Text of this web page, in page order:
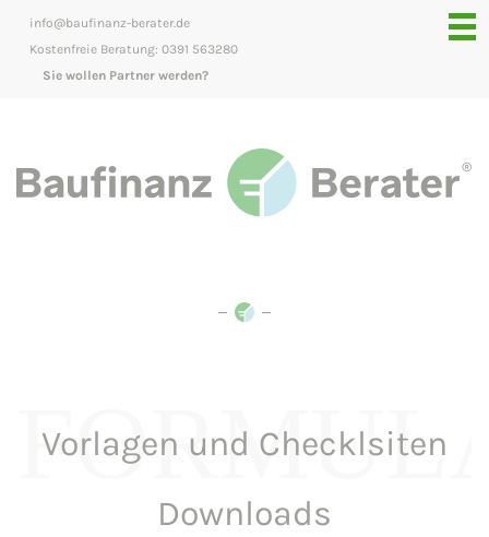
info@baufinanz-berater.de
Kostenfreie Beratung: 0391 563280
Sie wollen Partner werden?
Vorlagen und Checklsiten
Downloads